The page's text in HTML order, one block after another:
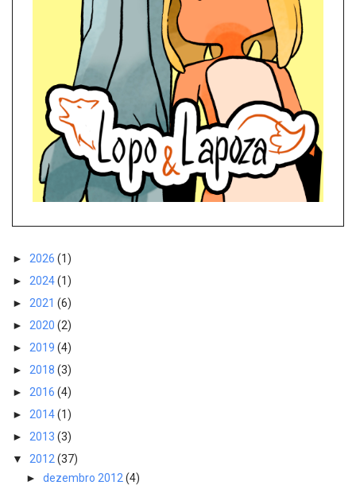
► 2026 (1)
► 2024(1)
► 2021 (6)
► 2020 (2)
► 2019 (4)
► 2018 (3)
► 2016 (4)
► 2014(1)
► 2013 (3)
▼ 2012 (37)
► dezembro 2012(4)